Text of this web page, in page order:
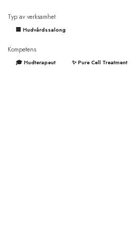
Typ av verksamhet
🏢 Hudvårdssalong
Kompetens
🎓 Hudterapeut ✨ Pure Cell Treatment